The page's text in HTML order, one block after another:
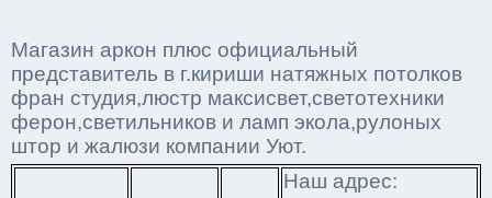
Магазин аркон плюс официальный
представитель в г.кириши натяжных потолков
фран студия,люстр максисвет,светотехники
ферон,светильников и ламп экола,рулоных
штор и жалюзи компании Уют.
Наш адрес: